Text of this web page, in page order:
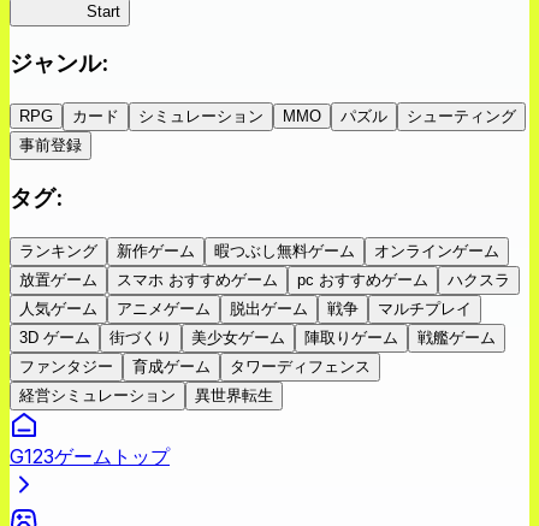
Start
ジャンル:
RPG カード シミュレーション MMO パズル
シューティング
事前登録
タグ:
ランキング 新作ゲーム 暇つぶし無料ゲーム
オンラインゲーム
放置ゲーム
スマホ おすすめゲーム pc おすすめゲーム
ハクスラ
人気ゲーム
アニメゲーム 脱出ゲーム 戦争
マルチプレイ
3D ゲーム
街づくり 美少女ゲーム 陣取りゲーム
戦艦ゲーム
ファンタジー
育成ゲーム
タワーディフェンス
経営シミュレーション
異世界転生
G123ゲームトップ